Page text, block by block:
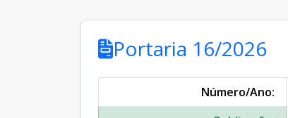
Portaria 16/2026
Número/Ano: